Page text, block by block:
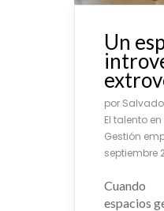
Un
por
El talento
Gestión
septiembre
Cuando
espacios